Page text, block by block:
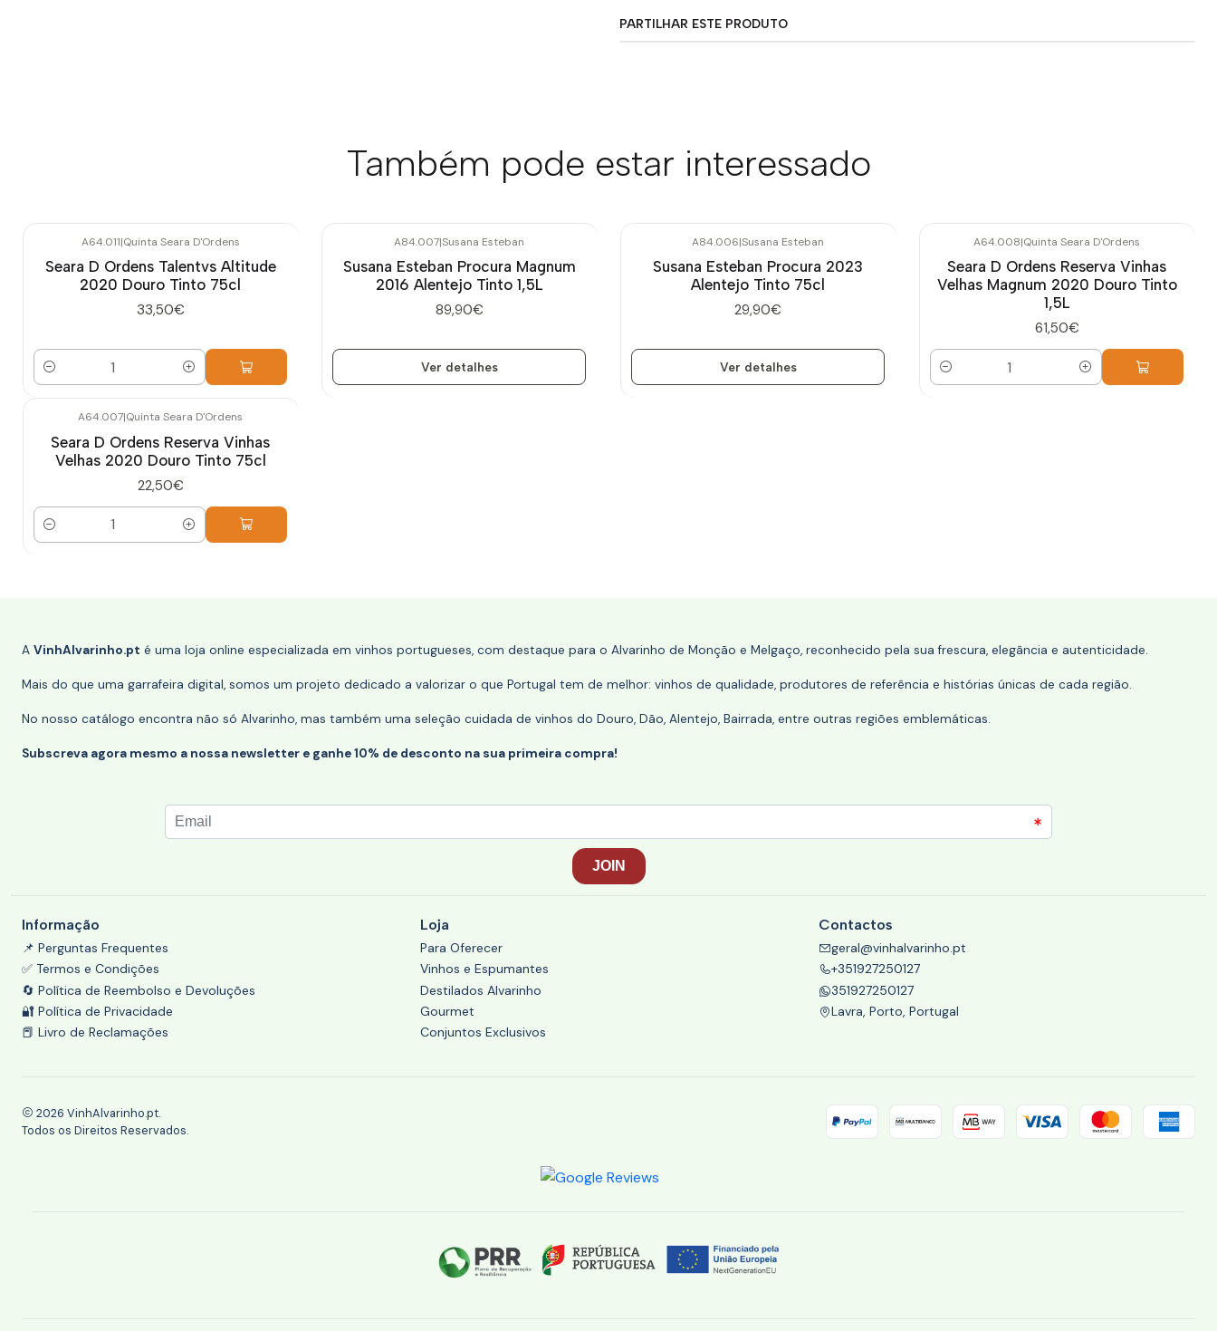
PARTILHAR ESTE PRODUTO
Também pode estar interessado
A64.011|Quinta Seara D'Ordens
Seara D Ordens Talentvs Altitude
2020 Douro Tinto 75cl
33,50€
Quantidade
A84.007|Susana Esteban
Susana Esteban Procura Magnum
2016 Alentejo Tinto 1,5L
89,90€
Ver detalhes
A84.006|Susana Esteban
Susana Esteban Procura 2023
Alentejo Tinto 75cl
29,90€
Ver detalhes
A64.008|Quinta Seara D'Ordens
Seara D Ordens Reserva Vinhas
Velhas Magnum 2020 Douro Tinto
1,5L
61,50€
Quantidade
A64.007|Quinta Seara D'Ordens
Seara D Ordens Reserva Vinhas
Velhas 2020 Douro Tinto 75cl
22,50€
Quantidade
A VinhAlvarinho.pt é uma loja online especializada em vinhos portugueses, com destaque para o Alvarinho de Monção e Melgaço, reconhecido pela sua frescura, elegância e autenticidade.
Mais do que uma garrafeira digital, somos um projeto dedicado a valorizar o que Portugal tem de melhor: vinhos de qualidade, produtores de referência e histórias únicas de cada região.
No nosso catálogo encontra não só Alvarinho, mas também uma seleção cuidada de vinhos do Douro, Dão, Alentejo, Bairrada, entre outras regiões emblemáticas.
Subscreva agora mesmo a nossa newsletter e ganhe 10% de desconto na sua primeira compra!
Informação
📌 Perguntas Frequentes
✅ Termos e Condições
🔄 Política de Reembolso e Devoluções
🔐 Política de Privacidade
📕 Livro de Reclamações
Loja
Para Oferecer
Vinhos e Espumantes
Destilados Alvarinho
Gourmet
Conjuntos Exclusivos
Contactos
geral@vinhalvarinho.pt
+351927250127
351927250127
Lavra, Porto, Portugal
2026 VinhAlvarinho.pt.
Todos os Direitos Reservados.